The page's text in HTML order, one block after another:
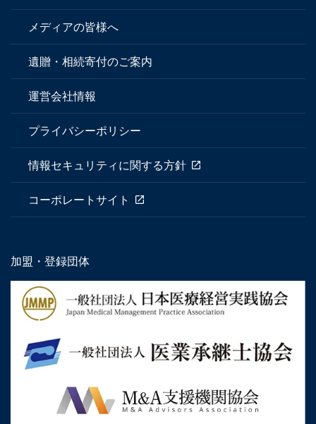
メディアの皆様へ
遺贈・相続寄付のご案内
運営会社情報
プライバシーポリシー
情報セキュリティに関する方針
コーポレートサイト
加盟・登録団体